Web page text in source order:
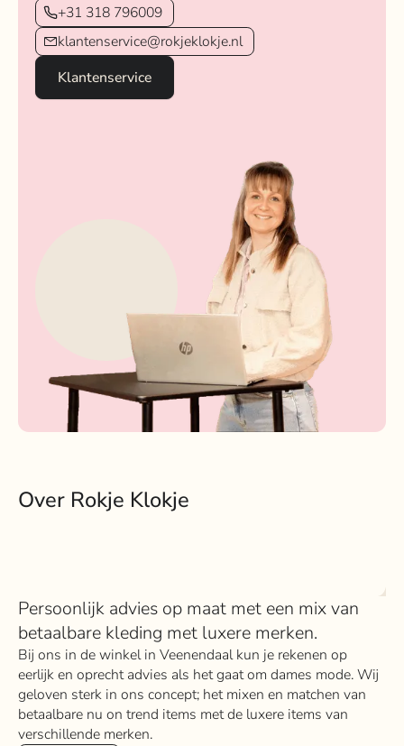
+31 318 796009
klantenservice@rokjeklokje.nl
Klantenservice
Over Rokje Klokje
Persoonlijk advies op maat met een mix van
betaalbare kleding met luxere merken.
Bij ons in de winkel in Veenendaal kun je rekenen op
eerlijk en oprecht advies als het gaat om dames mode. Wij
geloven sterk in ons concept; het mixen en matchen van
betaalbare nu on trend items met de luxere items van
verschillende merken.